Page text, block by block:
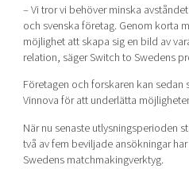
– Vi tror vi behöver minska
och svenska företag. Genom korta
möjlighet att skapa sig en bild av
relation, säger Switch to Swedens
Företagen och forskaren kan sedan
Vinnova för att underlätta
När nu senaste utlysningsperioden
två av fem beviljade ansökningar
Swedens matchmakingverktyg.